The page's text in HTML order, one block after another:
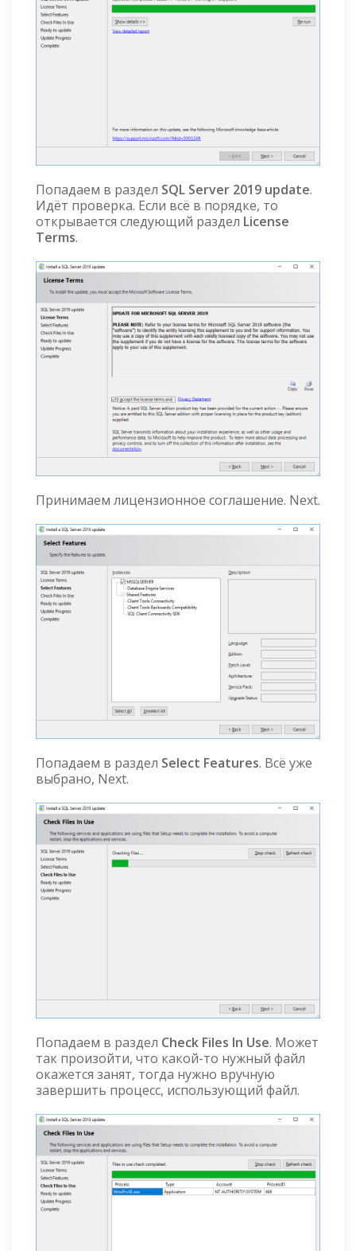
Попадаем в раздел SQL Server 2019 update.
Идёт проверка. Если всё в порядке, то
открывается следующий раздел License
Terms.
Принимаем лицензионное соглашение. Next.
Попадаем в раздел Select Features. Всё уже
выбрано, Next.
Попадаем в раздел Check Files In Use. Может
так произойти, что какой-то нужный файл
окажется занят, тогда нужно вручную
завершить процесс, использующий файл.